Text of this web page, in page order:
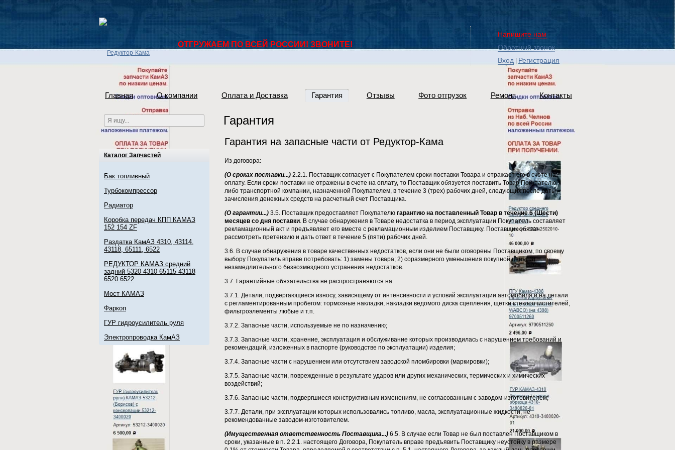
ОТГРУЖАЕМ ПО ВСЕЙ РОССИИ! ЗВОНИТЕ!
Напишите нам
Обратный звонок
Вход | Регистрация
Главная О компании Оплата и Доставка Гарантия Отзывы Фото отгрузок Ремонт Контакты
Каталог Запчастей
Бак топливный
Турбокомпрессор
Радиатор
Коробка передач КПП КАМАЗ
152 154 ZF
Раздатка КамАЗ 4310, 43114,
43118, 65111, 6522
РЕДУКТОР КАМАЗ средний
задний 5320 4310 65115 43118
6520 6522
Мост КАМАЗ
Фаркоп
ГУР гидроусилитель руля
Электропроводка КамАЗ
Гарантия
Гарантия на запасные части от Редуктор-Кама
Из договора:
(О сроках поставки...) 2.2.1. Поставщик согласует с Покупателем сроки поставки Товара и отражает его в счете на
оплату. Если сроки поставки не отражены в счете на оплату, то Поставщик обязуется поставить Товар Покупателю
либо транспортной компании, назначенной Покупателем, в течение 3 (трех) рабочих дней, следующих после даты
зачисления денежных средств на расчетный счет Поставщика.
(О гарантии...) 3.5. Поставщик предоставляет Покупателю гарантию на поставленный Товар в течение 6 (Шести)
месяцев со дня поставки. В случае обнаружения в Товаре недостатка в период эксплуатации Покупатель составляет
рекламационный акт и предъявляет его вместе с рекламационным изделием Поставщику. Поставщик обязан
рассмотреть претензию и дать ответ в течение 5 (пяти) рабочих дней.
3.6. В случае обнаружения в товаре качественных недостатков, если они не были оговорены Поставщиком, по своему
выбору Покупатель вправе потребовать: 1) замены товара; 2) соразмерного уменьшения покупной цены; 3)
незамедлительного безвозмездного устранения недостатков.
3.7. Гарантийные обязательства не распространяются на:
3.7.1. Детали, подвергающиеся износу, зависящему от интенсивности и условий эксплуатации автомобиля и на детали
с регламентированным пробегом: тормозные накладки, накладки ведомого диска сцепления, щетки стеклоочистителей,
фильтроэлементы любые и т.п.
3.7.2. Запасные части, используемые не по назначению;
3.7.3. Запасные части, хранение, эксплуатация и обслуживание которых производилась с нарушением требований и
рекомендаций, изложенных в паспорте (руководстве по эксплуатации) изделия;
3.7.4. Запасные части с нарушением или отсутствием заводской пломбировки (маркировки);
3.7.5. Запасные части, поврежденные в результате ударов или других механических, термических и химических
воздействий;
3.7.6. Запасные части, подвергшиеся конструктивным изменениям, не согласованным с заводом-изготовителем;
3.7.7. Детали, при эксплуатации которых использовались топливо, масла, эксплуатационные жидкости, не
рекомендованные заводом-изготовителем.
(Имущественная ответственность Поставщика...) 6.5. В случае если Товар не был поставлен Поставщиком в
сроки, указанные в п. 2.2.1. настоящего Договора, Покупатель вправе предъявить Поставщику неустойку в размере